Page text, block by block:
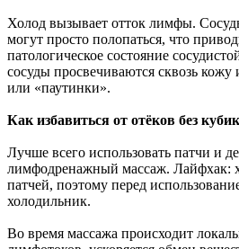
Холод вызывает отток лимфы.
могут просто полопаться, что
патологическое состояние
сосуды просвечиваются сквозь кожу
или «паутинки».
Как избавиться от отёков без
Лучше всего использовать патчи и
лимфодренажный массаж. Лайфхак:
патчей, поэтому перед
холодильник.
Во время массажа происходит